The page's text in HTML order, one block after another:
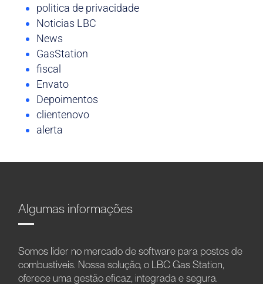
politica de privacidade
Noticias LBC
News
GasStation
fiscal
Envato
Depoimentos
clientenovo
alerta
Algumas informações
Somos líder no mercado de software para postos de
combustíveis. Nossa solução, o LBC Gas Station,
oferece uma gestão eficaz, integrada e segura.